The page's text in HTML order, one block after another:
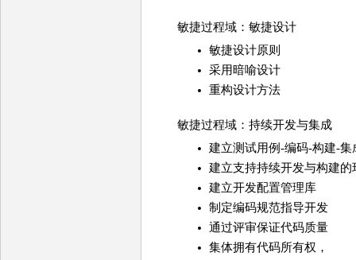
敏捷过程域：敏捷设计
敏捷设计原则
采用暗喻设计
重构设计方法
敏捷过程域：持续开发与集成
建立测试用例-编码-构建-
建立支持持续开发与构建的
建立开发配置管理库
制定编码规范指导开发
通过评审保证代码质量
集体拥有代码所有权，